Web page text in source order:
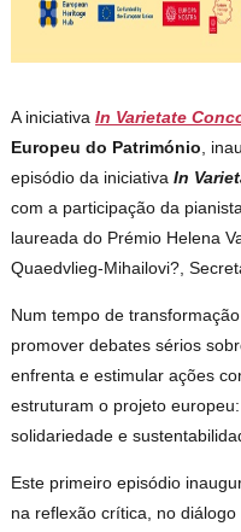
A iniciativaIn Varietate
Europeu do Património,
episódio da iniciativa In
com a participação da
laureada do Prémio Helena
Quaedvlieg-Mihailovi?,
Num tempo de
promover debates sérios
enfrenta e estimular ações
estruturam o projeto
solidariedade e
Este primeiro episódio
na reflexão crítica, no